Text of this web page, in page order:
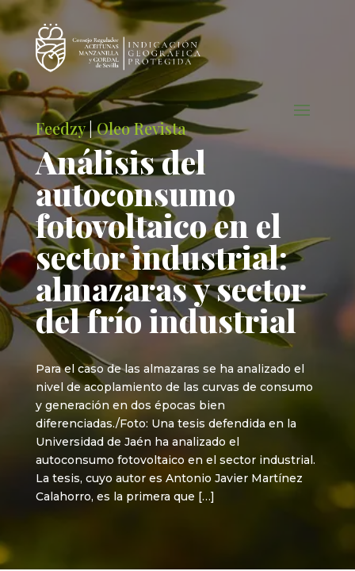
Feedzy|Oleo Revista
Análisis del
autoconsumo
fotovoltaico en el
sector industrial:
almazaras y sector
del frío industrial
Para el caso de las almazaras se ha analizado el
nivel de acoplamiento de las curvas de consumo
y generación en dos épocas bien
diferenciadas./Foto: Una tesis defendida en la
Universidad de Jaén ha analizado el
autoconsumo fotovoltaico en el sector industrial.
La tesis, cuyo autor es Antonio Javier Martínez
Calahorro, es la primera que […]